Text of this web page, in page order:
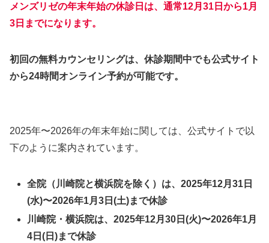
メンズリゼの年末年始の休診日は、 通常12月31日から1月
3日までになります。
初回の無料カウンセリングは、休診期間中でも公式サイト
から24時間オンライン予約が可能です。
2025年〜2026年の年末年始に関しては、公式サイトで以
下のように案内されています。
全院（川崎院と横浜院を除く）は、2025年12月31日
(水)〜2026年1月3日(土)まで休診
川崎院・横浜院は、2025年12月30日(火)〜2026年1月
4日(日)まで休診